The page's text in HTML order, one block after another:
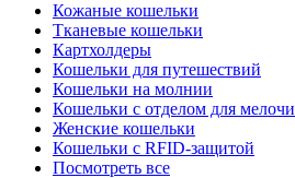
Кожаные кошельки
Тканевые кошельки
Картхолдеры
Кошельки для путешествий
Кошельки на молнии
Кошельки с отделом для мелочи
Женские кошельки
Кошельки с RFID-защитой
Посмотреть все